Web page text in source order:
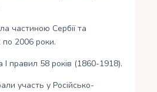
частиною Сербії та
по 2006 роки.
I правил 58 років (1860-1918).
участь у Російсько-